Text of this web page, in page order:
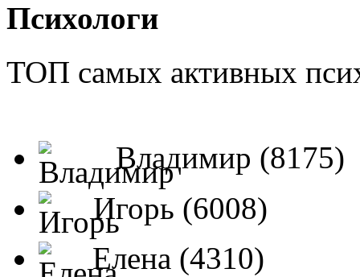
Психологи
ТОП самых активных
Владимир (8175)
Игорь (6008)
Елена (4310)